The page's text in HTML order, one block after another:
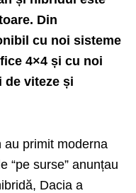
Din
cu noi sisteme
4×4 și cu noi
de viteze și
au primit moderna
“pe surse” anunțau
Dacia a